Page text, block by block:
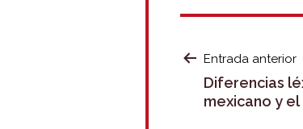
DE
Entrada anterior
Diferencias
mexicano y